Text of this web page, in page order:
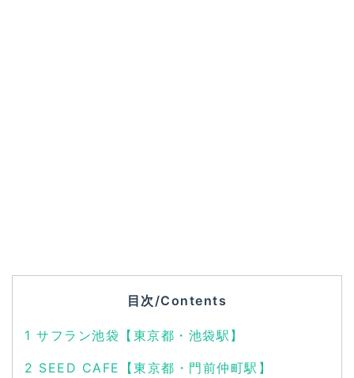
目次/Contents
1 サフラン池袋【東京都・池袋駅】
2 SEED CAFE【東京都・門前仲町駅】